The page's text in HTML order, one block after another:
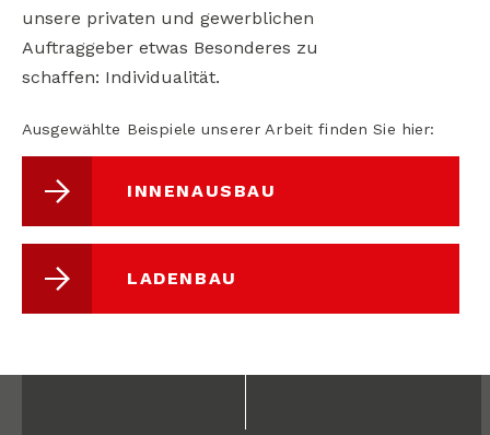
unsere privaten und gewerblichen
Auftraggeber etwas Besonderes zu
schaffen: Individualität.
Ausgewählte Beispiele unserer Arbeit finden Sie hier:
INNENAUSBAU
LADENBAU